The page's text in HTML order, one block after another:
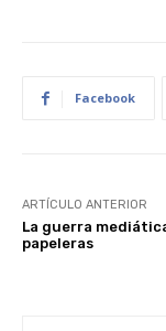
Facebook
ARTÍCULO ANTERIOR
La guerra
papeleras